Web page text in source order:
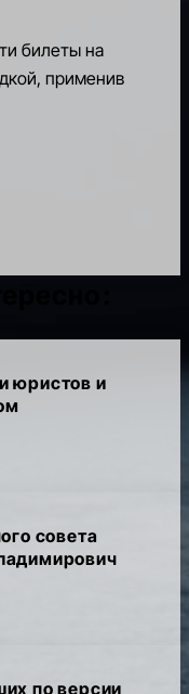
билеты на
применив
юристов и
совета
по версии